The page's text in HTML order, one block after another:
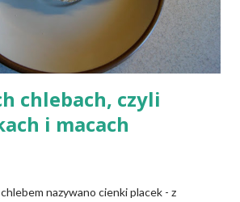
a także osoby chorujące na AIDS.
chorujące na cukrzycę, a także każ...
chlebach, czyli
i macach
nazywano cienki placek - z